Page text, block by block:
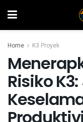
Home K3 Proyek
Risiko